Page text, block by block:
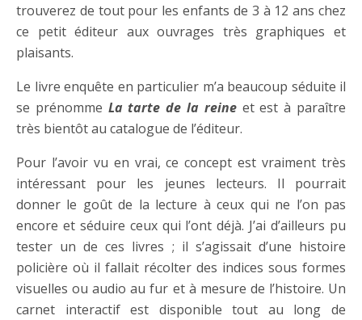
trouverez de tout pour les enfants de 3 à 12 ans chez
ce petit éditeur aux ouvrages très graphiques et
plaisants.
Le livre enquête en particulier m’a beaucoup séduite il
se prénomme La tarte de la reineet est à paraître
très bientôt au catalogue de l’éditeur.
Pour l’avoir vu en vrai, ce concept est vraiment très
intéressant pour les jeunes lecteurs. Il pourrait
donner le goût de la lecture à ceux qui ne l’on pas
encore et séduire ceux qui l’ont déjà. J’ai d’ailleurs pu
tester un de ces livres ; il s’agissait d’une histoire
policière où il fallait récolter des indices sous formes
visuelles ou audio au fur et à mesure de l’histoire. Un
carnet interactif est disponible tout au long de